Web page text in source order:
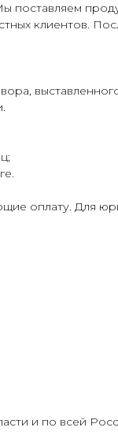
клиентов.
оплату. Для
и по всей